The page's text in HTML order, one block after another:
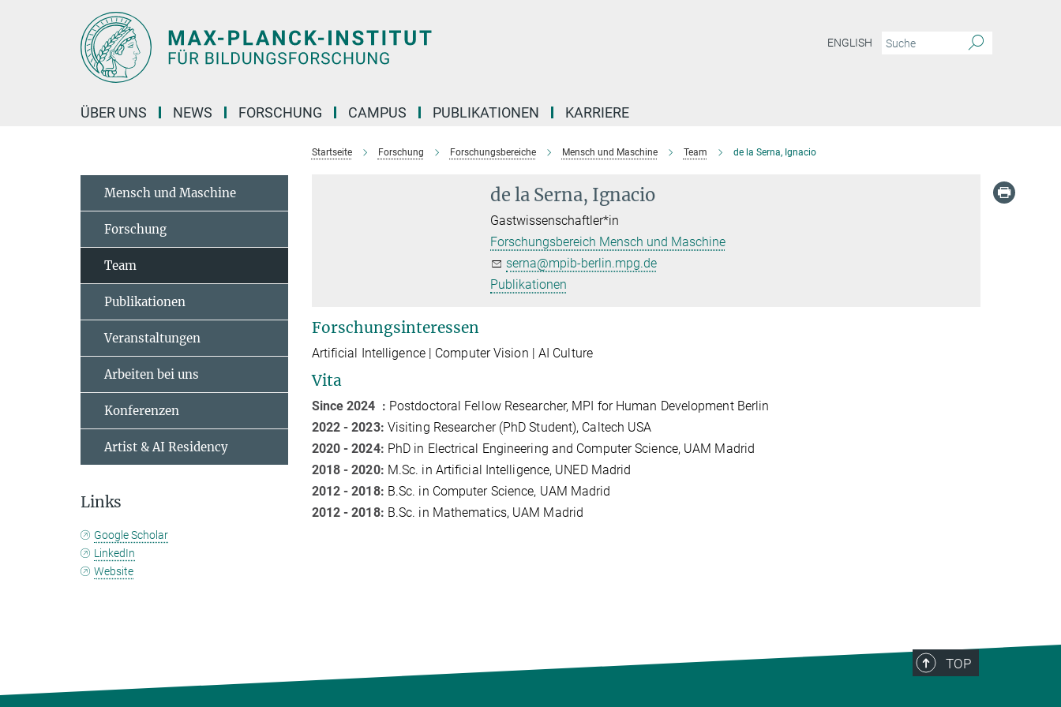
ENGLISH
ÜBER UNS NEWS FORSCHUNG CAMPUS PUBLIKATIONEN KARRIERE
Startseite Forschung Forschungsbereiche Mensch und Maschine Team de la Serna, Ignacio
de la Serna, Ignacio
Gastwissenschaftler*in
Forschungsbereich Mensch und Maschine
serna@mpib-berlin.mpg.de
Publikationen
Forschungsinteressen
Artificial Intelligence | Computer Vision | AI Culture
Vita
Since 2024 : Postdoctoral Fellow Researcher, MPI for Human Development Berlin
2022 - 2023: Visiting Researcher (PhDStudent), Caltech USA
2020 - 2024: PhD in Electrical Engineering and Computer Science, UAM Madrid
2018 - 2020: M.Sc. in Artificial Intelligence, UNED Madrid
2012 - 2018: B.Sc. in Computer Science, UAM Madrid
2012 - 2018: B.Sc. in Mathematics, UAM Madrid
Mensch und Maschine
Forschung
Team
Publikationen
Veranstaltungen
Arbeiten bei uns
Konferenzen
Artist & AI Residency
Links
Google Scholar
LinkedIn
Website
TOP